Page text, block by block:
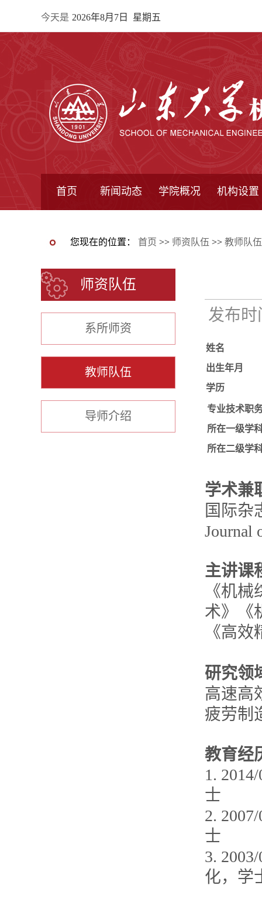
今天是 2026年8月7日 星期五
首页 新闻动态 学院概况 机构设置
您现在的位置： 首页 >> 师资队伍 >> 教师队伍
师资队伍
系所师资
教师队伍
导师介绍
发布
姓名
出生年月
学历
专业技术职
所在一级学
所在二级学
学术兼
国际杂
Journal
主讲课
《机
术》《
《高
研究领
高速高
疲劳制
教育经
1.
士
2.
士
3.
化，学